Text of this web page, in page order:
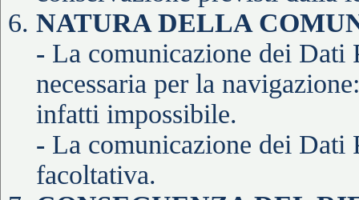
NATURA DELLA
- La comunicazione dei Dati
necessaria per la
infatti impossibile.
- La comunicazione dei Dati
facoltativa.